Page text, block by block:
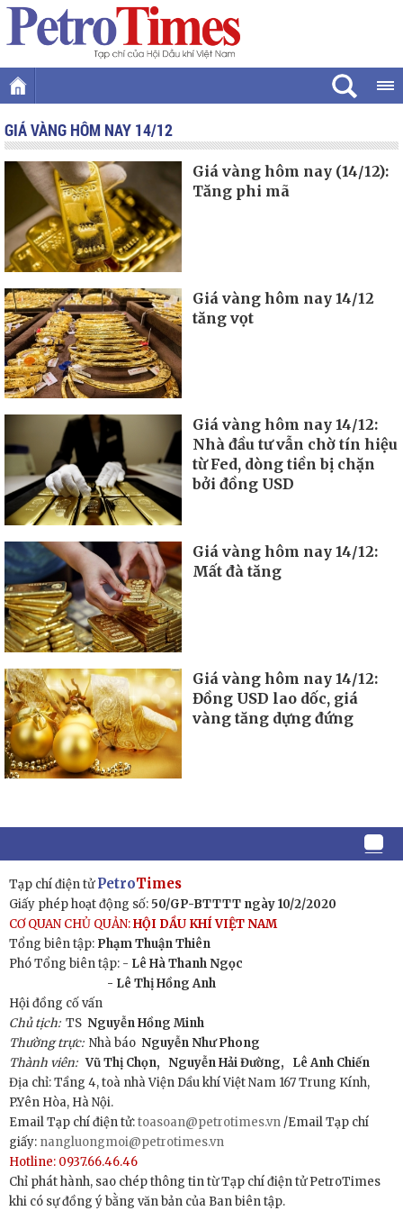
GIÁ VÀNG HÔM NAY 14/12
Giá vàng hôm nay (14/12):
Tăng phi mã
Giá vàng hôm nay 14/12
tăng vọt
Giá vàng hôm nay 14/12:
Nhà đầu tư vẫn chờ tín hiệu
từ Fed, dòng tiền bị chặn
bởi đồng USD
Giá vàng hôm nay 14/12:
Mất đà tăng
Giá vàng hôm nay 14/12:
Đồng USD lao dốc, giá
vàng tăng dựng đứng
Tạp chí điện tửPetroTimes
Giấy phép hoạt động số: 50/GP-BTTTT ngày 10/2/2020
CƠ QUAN CHỦ QUẢN:HỘI DẦU KHÍ VIỆT NAM
Tổng biên tập: Phạm Thuận Thiên
Phó Tổng biên tập: - Lê Hà Thanh Ngọc
- Lê Thị Hồng Anh
Hội đồng cố vấn
Chủ tịch:TS Nguyễn Hồng Minh
Thường trực: Nhà báo Nguyễn Như Phong
Thành viên: Vũ Thị Chọn, Nguyễn Hải Đường,
Lê Anh Chiến
Địa chỉ: Tầng 4, toà nhà Viện Dầu khí Việt Nam 167 Trung Kính,
P.Yên Hòa, Hà Nội.
Email Tạp chí điện tử:toasoan@petrotimes.vn/Email Tạp chí
giấy: nangluongmoi@petrotimes.vn
Hotline: 0937.66.46.46
Chỉ phát hành, sao chép thông tin từ Tạp chí điện tử PetroTimes
khi có sự đồng ý bằng văn bản của Ban biên tập.